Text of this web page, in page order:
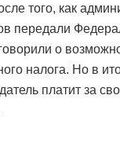
того, как
передали
о
налога. Но в
платит за